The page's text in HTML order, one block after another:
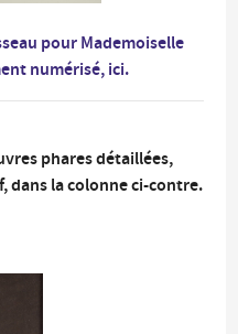
pour Mademoiselle
numérisé, ici.
phares détaillées,
dans la colonne ci-contre.